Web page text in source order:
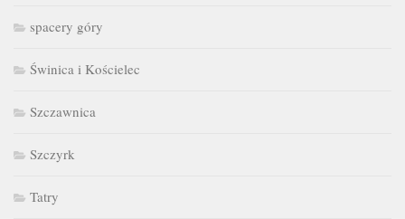
spacery góry
Świnica i Kościelec
Szczawnica
Szczyrk
Tatry